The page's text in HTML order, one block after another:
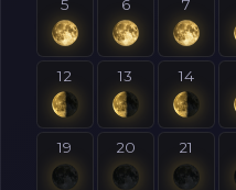
5 6 7
12 13 14
19 20 21